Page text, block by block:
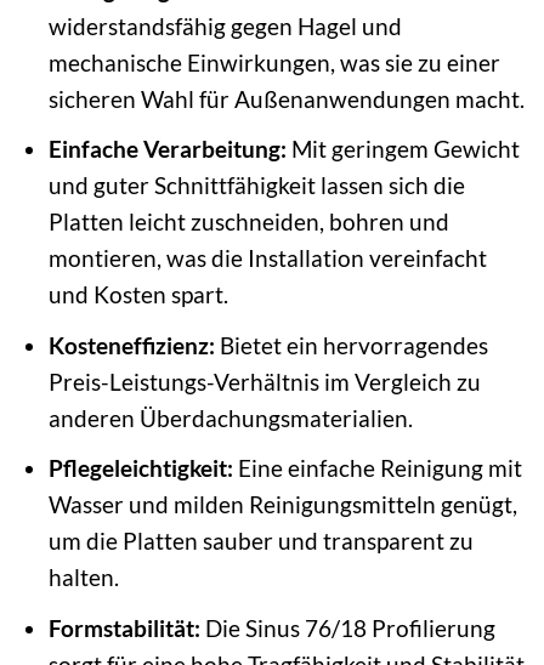
widerstandsfähig gegen Hagel und
mechanische Einwirkungen, was sie zu einer
sicheren Wahl für Außenanwendungen macht.
Einfache Verarbeitung: Mit geringem Gewicht
und guter Schnittfähigkeit lassen sich die
Platten leicht zuschneiden, bohren und
montieren, was die Installation vereinfacht
und Kosten spart.
Kosteneffizienz: Bietet ein hervorragendes
Preis-Leistungs-Verhältnis im Vergleich zu
anderen Überdachungsmaterialien.
Pflegeleichtigkeit: Eine einfache Reinigung mit
Wasser und milden Reinigungsmitteln genügt,
um die Platten sauber und transparent zu
halten.
Formstabilität: Die Sinus 76/18 Profilierung